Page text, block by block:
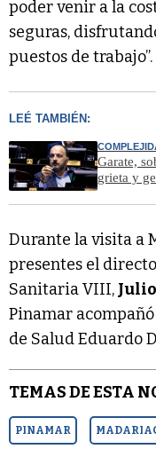
poder venir a la
seguras,
puestos de trabajo”.
LEÉ TAMBIÉN:
Garate,
grieta y
Durante la visita a
presentes el
Sanitaria VIII,
Pinamar
de Salud Eduardo
TEMAS DE ESTA
PINAMAR